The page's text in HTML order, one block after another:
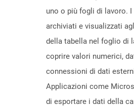
uno o più fogli di lavoro. I
archiviati e visualizzati
della tabella nel foglio di
coprire valori numerici,
connessioni di dati
Applicazioni come
di esportare i dati della